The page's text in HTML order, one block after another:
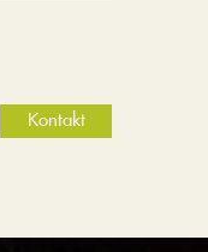
Kontakt